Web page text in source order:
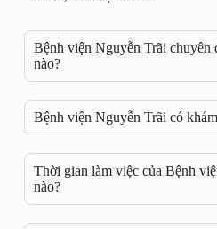
Bệnh viện Nguyễn Trãi
nào?
Bệnh viện Nguyễn Trãi có
Thời gian làm việc của Bệnh
nào?